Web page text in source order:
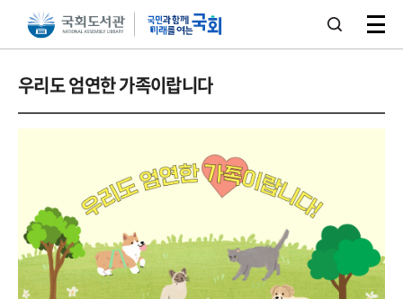
본문 바로가기주메뉴 바로가기
우리도 엄연한 가족이랍니다